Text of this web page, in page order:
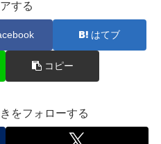
する
はてブ
コピー
をフォローする